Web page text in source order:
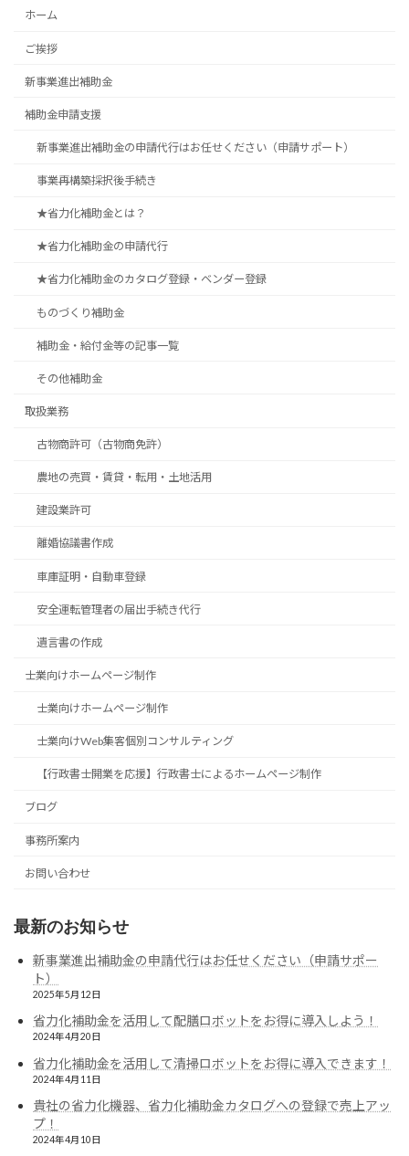
ホーム
ご挨拶
新事業進出補助金
補助金申請支援
新事業進出補助金の申請代行はお任せください（申請サポート）
事業再構築採択後手続き
★省力化補助金とは？
★省力化補助金の申請代行
★省力化補助金のカタログ登録・ベンダー登録
ものづくり補助金
補助金・給付金等の記事一覧
その他補助金
取扱業務
古物商許可（古物商免許）
農地の売買・賃貸・転用・土地活用
建設業許可
離婚協議書作成
車庫証明・自動車登録
安全運転管理者の届出手続き代行
遺言書の作成
士業向けホームページ制作
士業向けホームページ制作
士業向けWeb集客個別コンサルティング
【行政書士開業を応援】行政書士によるホームページ制作
ブログ
事務所案内
お問い合わせ
最新のお知らせ
新事業進出補助金の申請代行はお任せください（申請サポー
ト）
2025年5月12日
省力化補助金を活用して配膳ロボットをお得に導入しよう！
2024年4月20日
省力化補助金を活用して清掃ロボットをお得に導入できます！
2024年4月11日
貴社の省力化機器、省力化補助金カタログへの登録で売上アッ
プ！
2024年4月10日